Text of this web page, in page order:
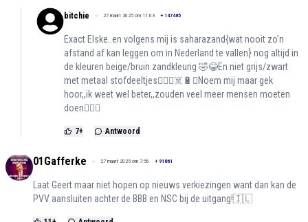
bitchie 27 maart 2025 om 11:03 + 147485
Exact Elske..en volgens mij is saharazand{wat nooit zo’n
afstand af kan leggen om in Nederland te vallen} nog altijd in
de kleuren beige/bruin zandkleurig 🤣😂En niet grijs/zwart
met metaal stofdeeltjes🤷🏻‍♀️☠️🔋♻️Noem mij maar gek
hoor,,ik weet wel beter,,zouden veel meer mensen moeten
doen🤦🏻‍♀️
7+ Antwoord
01Gafferke 27 maart 2025 om 7:56 + 91861
Laat Geert maar niet hopen op nieuws verkiezingen want dan kan de
PVV aansluiten achter de BBB en NSC bij de uitgang!🇮🇱